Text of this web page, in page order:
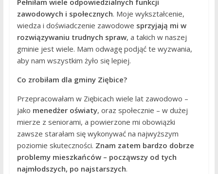
Pełniłam wiele odpowiedzialnych funkcji
zawodowych i społecznych. Moje wykształcenie,
wiedza i doświadczenie zawodowe sprzyjają mi w
rozwiązywaniu trudnych spraw, a takich w naszej
gminie jest wiele. Mam odwagę podjąć te wyzwania,
aby nam wszystkim żyło się lepiej.
Co zrobiłam dla gminy Ziębice?
Przepracowałam w Ziębicach wiele lat zawodowo –
jako menedżer oświaty, oraz społecznie – w dużej
mierze z seniorami, a powierzone mi obowiązki
zawsze starałam się wykonywać na najwyższym
poziomie skuteczności. Znam zatem bardzo dobrze
problemy mieszkańców – począwszy od tych
najmłodszych, po najstarszych.